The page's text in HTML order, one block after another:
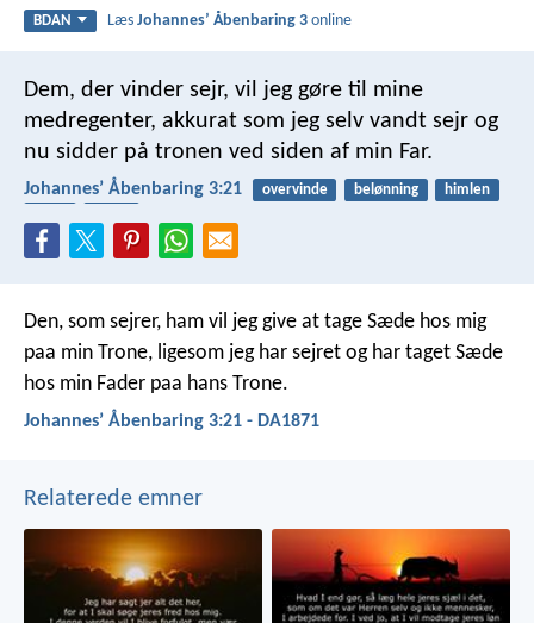
BDAN LæsJohannesʼ Åbenbaring 3 online
Dem, der vinder sejr, vil jeg gøre til mine
medregenter, akkurat som jeg selv vandt sejr og
nu sidder på tronen ved siden af min Far.
Johannesʼ Åbenbaring 3:21 overvinde belønning
himlen
Den, som sejrer, ham vil jeg give at tage Sæde hos mig
paa min Trone, ligesom jeg har sejret og har taget Sæde
hos min Fader paa hans Trone.
Johannesʼ Åbenbaring 3:21 - DA1871
Relaterede emner